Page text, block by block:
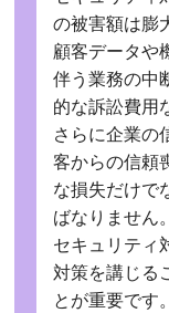
の被害額は膨
顧客データや
伴う業務の中
的な訴訟費用
さらに企業の
客からの信頼
な損失だけで
ばなりません。
セキュリティ
対策を講じる
とが重要です。